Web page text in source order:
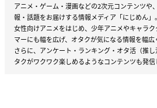
アニメ・ゲーム・漫画などの2次元コンテンツや
報・話題をお届けする情報メディア「にじめん」。
女性向けアニメをはじめ、少年アニメやキャラ
マーにも幅を広げ、オタクが気になる情報を幅広
さらに、アンケート・ランキング・オタ活（推
タクがワクワク楽しめるようなコンテンツも発信